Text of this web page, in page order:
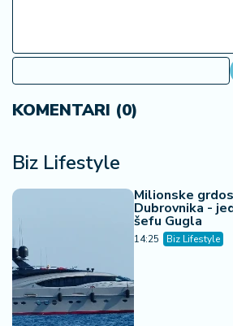
KOMENTARI (0)
Biz Lifestyle
Milionske
Dubrovnika -
šefu Gugla
14:25 Biz Lifestyle